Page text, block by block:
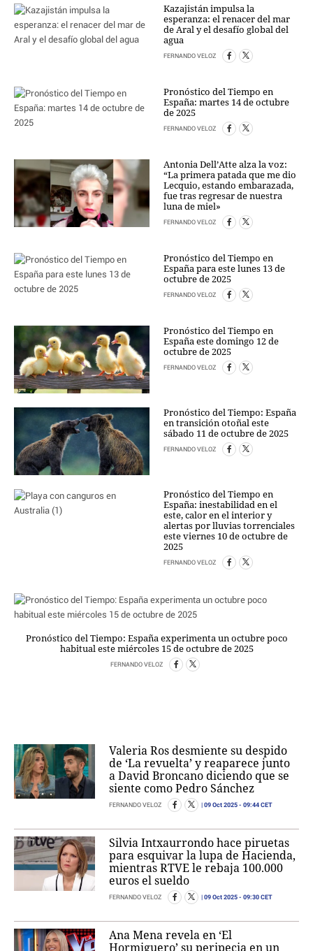
Kazajistán impulsa la
esperanza: el renacer del mar
de Aral y el desafío global del
agua
FERNANDO VELOZ
Pronóstico del Tiempo en
España: martes 14 de octubre
de 2025
FERNANDO VELOZ
Antonia Dell’Atte alza la voz:
“La primera patada que me dio
Lecquio, estando embarazada,
fue tras regresar de nuestra
luna de miel»
FERNANDO VELOZ
Pronóstico del Tiempo en
España para este lunes 13 de
octubre de 2025
FERNANDO VELOZ
Pronóstico del Tiempo en
España este domingo 12 de
octubre de 2025
FERNANDO VELOZ
Pronóstico del Tiempo: España
en transición otoñal este
sábado 11 de octubre de 2025
FERNANDO VELOZ
Pronóstico del Tiempo en
España: inestabilidad en el
este, calor en el interior y
alertas por lluvias torrenciales
este viernes 10 de octubre de
2025
FERNANDO VELOZ
Pronóstico del Tiempo: España experimenta un octubre poco
habitual este miércoles 15 de octubre de 2025
FERNANDO VELOZ
Valeria Ros desmiente su despido
de ‘La revuelta’ y reaparece junto
a David Broncano diciendo que se
siente como Pedro Sánchez
FERNANDO VELOZ 09 Oct 2025 - 09:44 CET
Silvia Intxaurrondo hace piruetas
para esquivar la lupa de Hacienda,
mientras RTVE le rebaja 100.000
euros el sueldo
FERNANDO VELOZ 09 Oct 2025 - 09:30 CET
Ana Mena revela en ‘El
Hormiguero’ su peripecia en un